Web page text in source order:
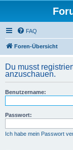
FAQ
Foren-Übersicht
Du musst
anzuschauen.
Benutzername:
Passwort:
Ich habe mein Passwort